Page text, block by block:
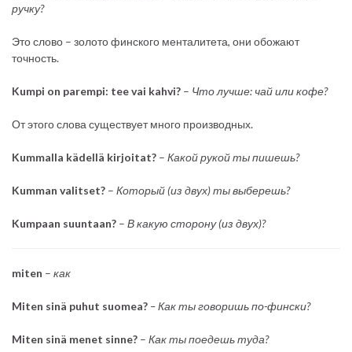
ручку?
Это слово – золото финского менталитета, они обожают
точность.
Kumpi on parempi: tee vai kahvi? – Что лучше: чай или кофе?
От этого слова существует много производных.
Kummalla kädellä kirjoitat? – Какой рукой ты пишешь?
Kumman valitset? – Который (из двух) ты выберешь?
Kumpaan suuntaan? – В какую сторону (из двух)?
miten – как
Miten sinä puhut suomea? – Как ты говоришь по-фински?
Miten sinä menet sinne? – Как ты поедешь туда?